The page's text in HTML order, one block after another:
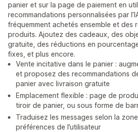
panier et sur la page de paiement en
recommandations personnalisées par
fréquemment achetés ensemble et des
produits. Ajoutez des cadeaux, des
gratuite, des réductions en
fixes, et plus encore.
Vente incitative dans le panier :
et proposez des recommandations
panier avec livraison gratuite
Emplacement flexible : page de
tiroir de panier, ou sous forme de
Traduisez les messages selon la
préférences de l’utilisateur